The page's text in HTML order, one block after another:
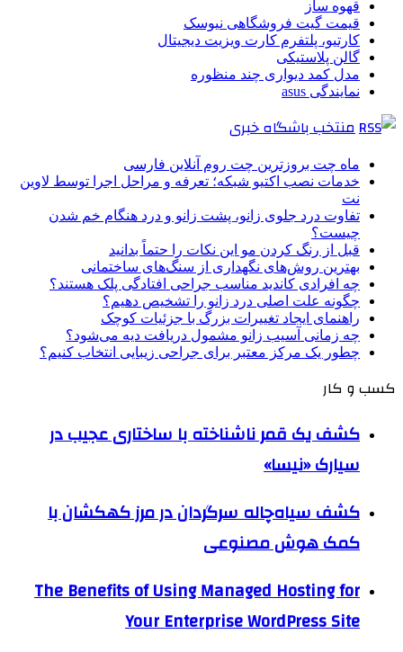
قهوه ساز
قیمت گیت فروشگاهی نیوسک
کارتیو، پلتفرم کارت ویزیت دیجیتال
گالن پلاستیکی
مدل کمد دیواری چند منظوره
نمایندگی asus
منتخب باشگاه خبری
ماه چت بروزترین چت روم آنلاین فارسی
خدمات نصب اکتیو شبکه؛ تعرفه و مراحل اجرا توسط لاوین
نت
تفاوت درد جلوی زانو، پشت زانو و درد هنگام خم شدن
چیست؟
قبل از رنگ کردن مو این نکات را حتماً بدانید
بهترین روش‌های نگهداری از سنگ‌های ساختمانی
چه افرادی کاندید مناسب جراحی افتادگی پلک هستند؟
چگونه علت اصلی درد زانو را تشخیص دهیم؟
راهنمای ایجاد تغییرات بزرگ با جزئیات کوچک
چه زمانی آسیب زانو مشمول دریافت دیه می‌شود؟
چطور یک مرکز معتبر برای جراحی زیبایی انتخاب کنیم؟
کسب و کار
کشف یک قمر ناشناخته با ساختاری عجیب در
سیارک «نیسا»
کشف سیاه‌چاله سرگردان در مرز کهکشان با
کمک هوش مصنوعی
The Benefits of Using Managed Hosting for
Your Enterprise WordPress Site